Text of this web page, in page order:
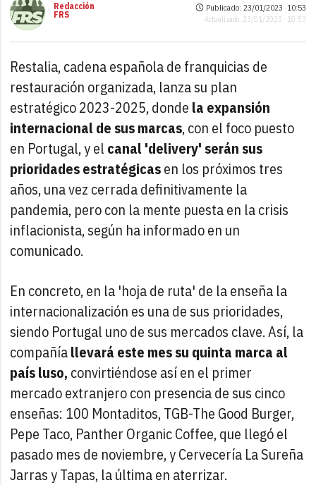
Redacción
FRS
Publicado: 23/01/2023 ·10:53
Actualizado: 23/01/2023 · 10:53
Restalia, cadena española de franquicias de
restauración organizada, lanza su plan
estratégico 2023-2025, donde la expansión
internacional de sus marcas, con el foco puesto
en Portugal, y el canal 'delivery' serán sus
prioridades estratégicasen los próximos tres
años, una vez cerrada definitivamente la
pandemia, pero con la mente puesta en la crisis
inflacionista, según ha informado en un
comunicado.
En concreto, en la 'hoja de ruta' de la enseña la
internacionalización es una de sus prioridades,
siendo Portugal uno de sus mercados clave. Así, la
compañíallevará este mes su quinta marca al
país luso, convirtiéndose así en el primer
mercado extranjero con presencia de sus cinco
enseñas: 100 Montaditos, TGB-The Good Burger,
Pepe Taco, Panther Organic Coffee, que llegó el
pasado mes de noviembre, y Cervecería La Sureña
Jarras y Tapas, la última en aterrizar.